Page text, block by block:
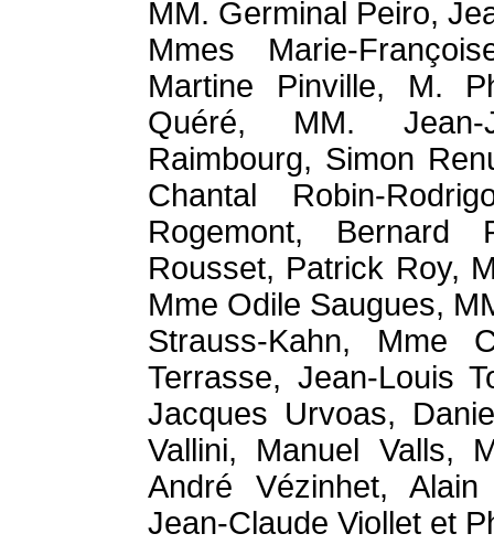
MM. Germinal Peiro,
Mmes Marie-
Martine Pinville, M.
Quéré, MM. Jean-
Raimbourg, Simon
Chantal Robin-
Rogemont, Bernard
Rousset, Patrick Roy,
Mme Odile Saugues,
Strauss-Kahn, Mme
Terrasse, Jean-Louis
Jacques Urvoas,
Vallini, Manuel Valls,
André Vézinhet, Alain
Jean-Claude Viollet et